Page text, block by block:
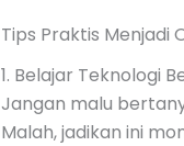
Tips Praktis Menjadi
1. Belajar Teknologi
Jangan malu
Malah, jadikan ini